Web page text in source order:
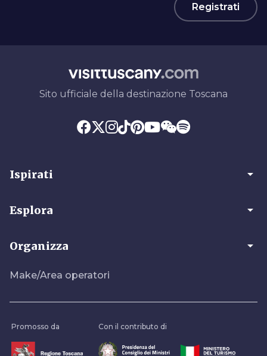
Registrati
Sito ufficiale della destinazione Toscana
Ispirati arrow_drop_down
Esplora arrow_drop_down
Organizza arrow_drop_down
Make/Area operatori
Promosso da Con il contributo di